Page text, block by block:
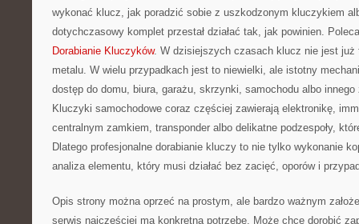
wykonać klucz, jak poradzić sobie z uszkodzonym kluczykiem
dotychczasowy komplet przestał działać tak, jak powinien.
Dorabianie Kluczyków. W dzisiejszych czasach klucz nie jest już
metalu. W wielu przypadkach jest to niewielki, ale istotny
dostęp do domu, biura, garażu, skrzynki, samochodu albo
Kluczyki samochodowe coraz częściej zawierają elektronikę,
centralnym zamkiem, transponder albo delikatne podzespoły,
Dlatego profesjonalne dorabianie kluczy to nie tylko wykonanie
analiza elementu, który musi działać bez zacięć, oporów i
Opis strony można oprzeć na prostym, ale bardzo ważnym
serwis najczęściej ma konkretną potrzebę. Może chce dorobić